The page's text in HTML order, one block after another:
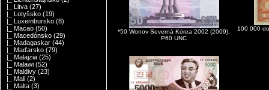
|_ Litva (27)
|_ Lotyšsko (19)
|_ Luxembursko (8)
|_ Macao (50)
|_ Macedónsko (29)
|_ Madagaskar (44)
|_ Maďarsko (79)
|_ Malajzia (25)
|_ Malawi (52)
|_ Maldivy (23)
|_ Mali (2)
|_ Malta (3)
*50 Wonov Severná Kórea 2002 (2009),
P60 UNC
100 000